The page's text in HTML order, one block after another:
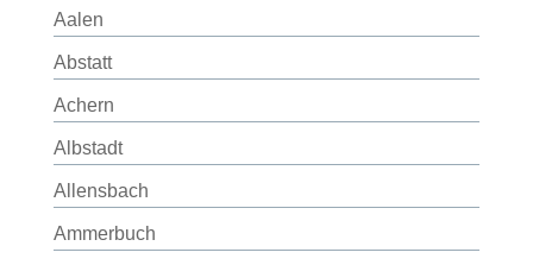
Aalen
Abstatt
Achern
Albstadt
Allensbach
Ammerbuch